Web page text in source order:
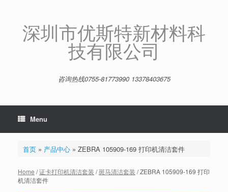
深圳市优斯特新材料科
技有限公司
咨询热线0755-81773990 13378403675
Menu
首页» 产品中心» ZEBRA 105909-169 打印机清洁套件
Home /证卡打印机清洁套装 /斑马清洁套装 / ZEBRA 105909-169 打印
机清洁套件